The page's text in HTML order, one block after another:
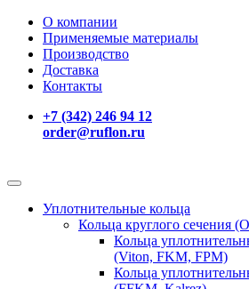
О компании
Применяемые материалы
Производство
Доставка
Контакты
+7 (342) 246 94 12
order@ruflon.ru
Уплотнительные кольца
Кольца круглого сечения
Кольца
(Viton, FKM, FPM)
Кольца